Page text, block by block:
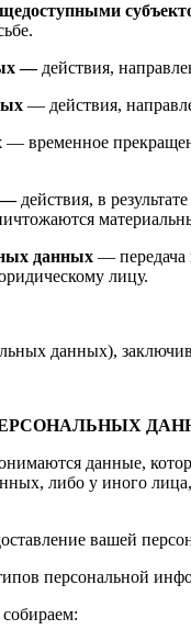
— действия,
— действия,
— временное
— действия, в
данных — передача
лицу.
данных),
данные,
либо у иного
вашей
персональной